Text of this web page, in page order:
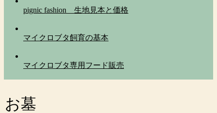
pignic fashion 生地見本と価格
マイクロブタ飼育の基本
マイクロブタ専用フード販売
お墓